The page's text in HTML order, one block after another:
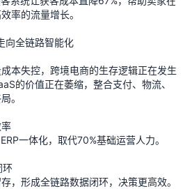
率的流量增长。
向全链路智能化
本失控，跨境电商的生存逻辑正在发生
的价值正在萎缩，整合支付、物流、
。
一体化，取代70%基础运营人力。
环
，形成全链路数据闭环，决策更高效。